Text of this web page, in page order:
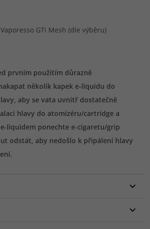
GTi Mesh (dle výběru)
prvním použitím důrazně
několik kapek e-liquidu do
aby se vata uvnitř dostatečně
hlavy do atomizéru/cartridge a
liquidem ponechte e-cigaretu/grip
odstát, aby nedošlo k připálení hlavy